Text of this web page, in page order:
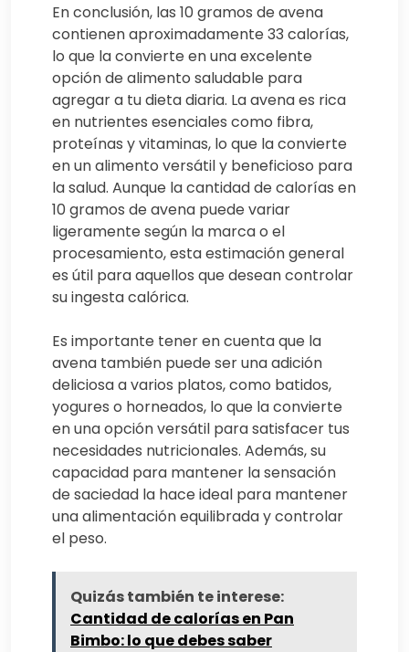
En conclusión, las 10 gramos de avena
contienen aproximadamente 33 calorías,
lo que la convierte en una excelente
opción de alimento saludable para
agregar a tu dieta diaria. La avena es rica
en nutrientes esenciales como fibra,
proteínas y vitaminas, lo que la convierte
en un alimento versátil y beneficioso para
la salud. Aunque la cantidad de calorías en
10 gramos de avena puede variar
ligeramente según la marca o el
procesamiento, esta estimación general
es útil para aquellos que desean controlar
su ingesta calórica.
Es importante tener en cuenta que la
avena también puede ser una adición
deliciosa a varios platos, como batidos,
yogures o horneados, lo que la convierte
en una opción versátil para satisfacer tus
necesidades nutricionales. Además, su
capacidad para mantener la sensación
de saciedad la hace ideal para mantener
una alimentación equilibrada y controlar
el peso.
Quizás también te interese:
Cantidad de calorías en Pan
Bimbo: lo que debes saber